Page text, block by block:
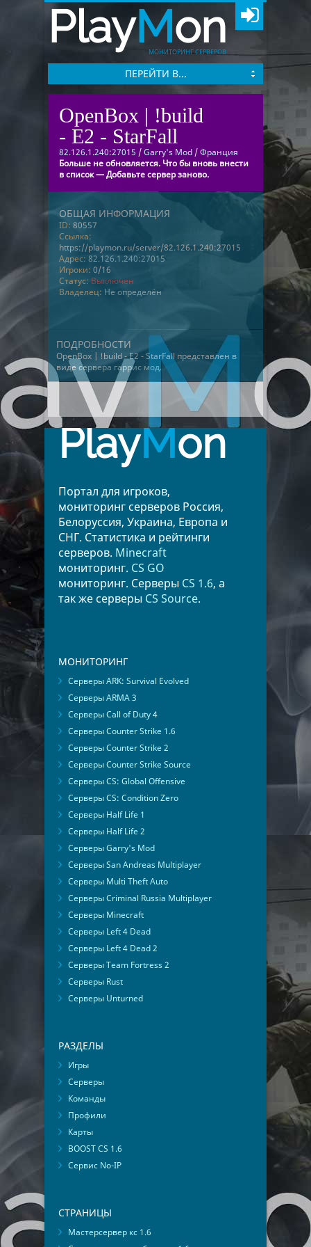
PlayMon
МОНИТОРИНГ СЕРВЕРОВ
ПЕРЕЙТИ В...
OpenBox | !build
- E2 - StarFall
82.126.1.240:27015 /Garry's Mod /Франция
Больше не обновляется. Что бы вновь внести
в список — Добавьте сервер заново.
ОБЩАЯ ИНФОРМАЦИЯ
ID: 80557
Ссылка:
https://playmon.ru/server/82.126.1.240:27015
Адрес: 82.126.1.240:27015
Игроки: 0/16
Статус: Выключен
Владелец: Не определён
ПОДРОБНОСТИ
OpenBox | !build - E2 - StarFall представлен в
виде сервера гаррис мод.
PlayMon
Портал для игроков,
мониторинг серверов Россия,
Белоруссия, Украина, Европа и
СНГ. Статистика и рейтинги
серверов. Minecraft
мониторинг. CS GO
мониторинг. Серверы CS 1.6, а
так же серверы CS Source.
МОНИТОРИНГ
Серверы ARK: Survival Evolved
Серверы ARMA 3
Серверы Call of Duty 4
Серверы Counter Strike 1.6
Серверы Counter Strike 2
Серверы Counter Strike Source
Серверы CS: Global Offensive
Серверы CS: Condition Zero
Серверы Half Life 1
Серверы Half Life 2
Серверы Garry's Mod
Серверы San Andreas Multiplayer
Серверы Multi Theft Auto
Серверы Criminal Russia Multiplayer
Серверы Minecraft
Серверы Left 4 Dead
Серверы Left 4 Dead 2
Серверы Team Fortress 2
Серверы Rust
Серверы Unturned
РАЗДЕЛЫ
Игры
Серверы
Команды
Профили
Карты
BOOST CS 1.6
Сервис No-IP
СТРАНИЦЫ
Мастерсервер кс 1.6